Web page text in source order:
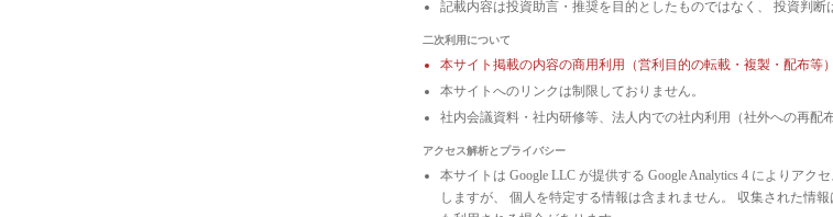
記載内容は投資助言・推奨を目的としたものではなく、 投資判断
二次利用について
本サイト掲載の内容の商用利用（営利目的の転載・複製・配布等
本サイトへのリンクは制限しておりません。
社内会議資料・社内研修等、法人内での社内利用（社外への再配
アクセス解析とプライバシー
本サイトは Google LLC が提供する Google Analytics 4 によりア
しますが、 個人を特定する情報は含まれません。 収集された情